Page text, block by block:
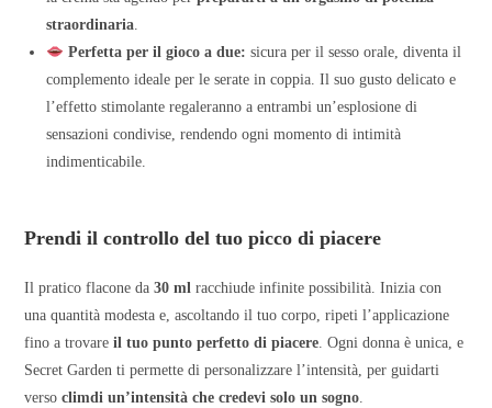
straordinaria.
Perfetta per il gioco a due: sicura per il sesso orale, diventa il
complemento ideale per le serate in coppia. Il suo gusto delicato e
l’effetto stimolante regaleranno a entrambi un’esplosione di
sensazioni condivise, rendendo ogni momento di intimità
indimenticabile.
Prendi il controllo del tuo picco di piacere
Il pratico flacone da30 ml racchiude infinite possibilità. Inizia con
una quantità modesta e, ascoltando il tuo corpo, ripeti l’applicazione
fino a trovareil tuo punto perfetto di piacere. Ogni donna è unica, e
Secret Garden ti permette di personalizzare l’intensità, per guidarti
versoclimdi un’intensità che credevi solo un sogno.